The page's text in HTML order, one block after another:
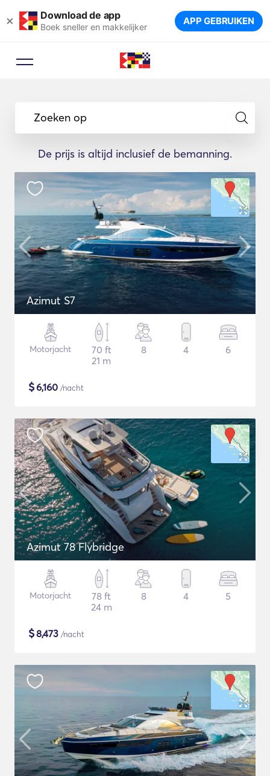
× Download de app
Boek sneller en makkelijker APP GEBRUIKEN
Zoeken op
De prijs is altijd inclusief de bemanning.
Azimut S7
Motorjacht
70 ft
21 m
8 4 6
$6,160 /nacht
Azimut 78 Flybridge
Motorjacht
78 ft
24 m
8 4 5
$8,473 /nacht